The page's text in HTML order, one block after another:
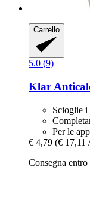
Carrello
5.0 (9)
Klar
Scioglie i
Per le
€ 4,79 (€ 17,11
Consegna